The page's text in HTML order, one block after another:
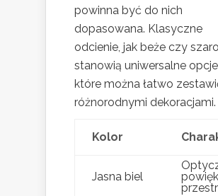
powinna być do nich
dopasowana. Klasyczne
odcienie, jak beże czy
stanowią uniwersalne
które można łatwo
różnorodnymi dekoracjami.
Kolor
Jasna biel